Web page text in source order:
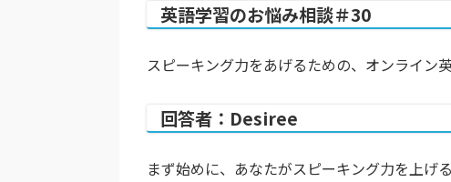
英語学習のお悩み相談＃30
スピーキング力をあげるための、オンライン
回答者：Desiree
まず始めに、あなたがスピーキング力を上げ